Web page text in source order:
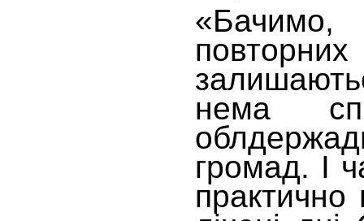
«Бачимо,
нема
громад. І